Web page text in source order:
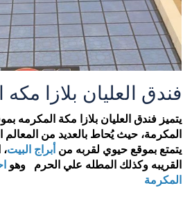
فندق العليان بلازا
يتميز فندق العليان بلازا مكة المكرمه
المكرمة، حيث يُحاط بالعديد من
يتمتع بموقع حيوي لقربه من أبراج البيت،
القريبه وكذلك المطله علي الحرم وهو
المكرمة